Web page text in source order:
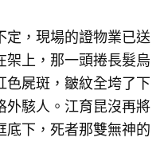
，現場的證物業已送
架上，那一頭捲長髮烏
色屍斑，皺紋全垮了下
外駭人。江育昆沒再將
底下，死者那雙無神的